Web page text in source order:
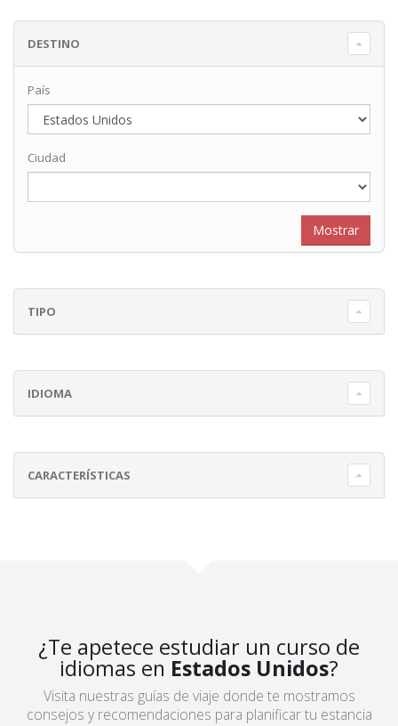
DESTINO
País
Ciudad
TIPO
IDIOMA
CARACTERÍSTICAS
¿Te apetece estudiar un curso de
idiomas en Estados Unidos?
Visita nuestras guías de viaje donde te mostramos
consejos y recomendaciones para planificar tu estancia